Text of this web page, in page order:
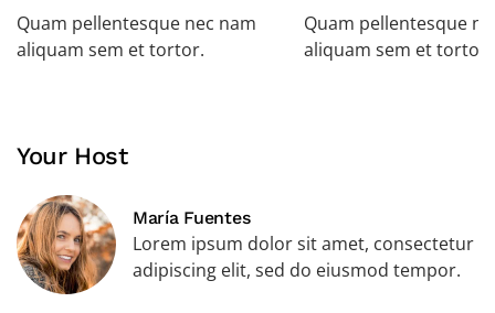
Quam pellentesque nec nam
aliquam sem et tortor.
Quam pellentesque
aliquam sem et tortor.
Your Host
María Fuentes
Lorem ipsum dolor sit amet, consectetur
adipiscing elit, sed do eiusmod tempor.